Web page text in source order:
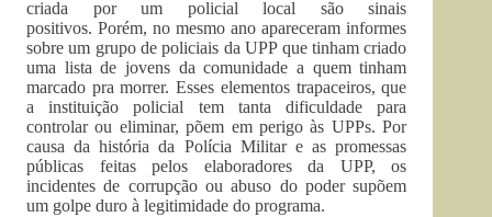
criada por um policial local são sinais
positivos. Porém, no mesmo ano apareceram informes
sobre um grupo de policiais da UPP que tinham criado
uma lista de jovens da comunidade a quem tinham
marcado pra morrer. Esses elementos trapaceiros, que
a instituição policial tem tanta dificuldade para
controlar ou eliminar, põem em perigo às UPPs. Por
causa da história da Polícia Militar e as promessas
públicas feitas pelos elaboradores da UPP, os
incidentes de corrupção ou abuso do poder supõem
um golpe duro à legitimidade do programa.